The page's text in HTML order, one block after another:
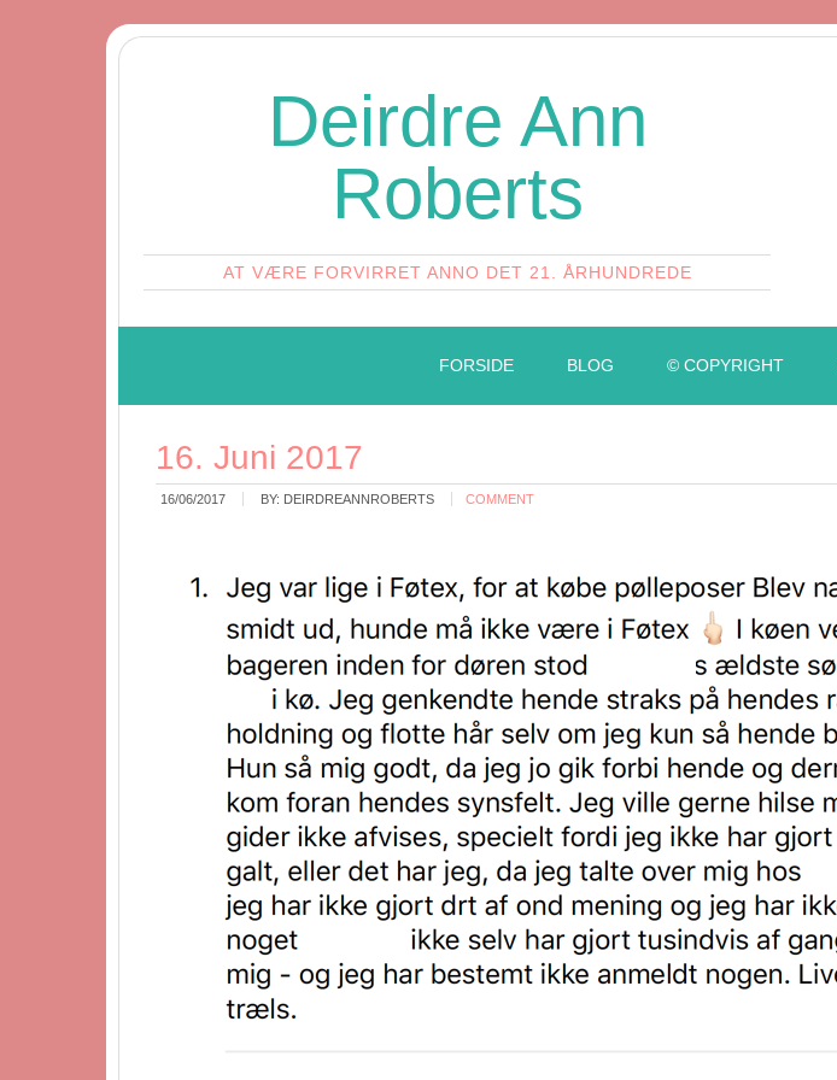
Deirdre Ann
Roberts
AT VÆRE FORVIRRET ANNO DET 21. ÅRHUNDREDE
FORSIDE BLOG © COPYRIGHT
16. Juni 2017
16/06/2017 BY: DEIRDREANNROBERTS COMMENT